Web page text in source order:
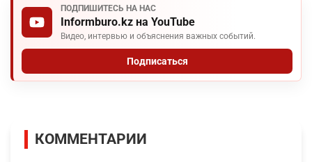
ПОДПИШИТЕСЬ НА НАС
Informburo.kz на YouTube
Видео, интервью и объяснения важных событий.
Подписаться
КОММЕНТАРИИ